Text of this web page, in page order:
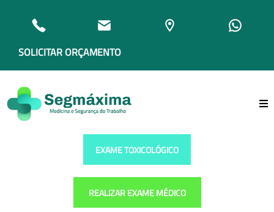
SOLICITAR ORÇAMENTO
EXAME TOXICOLÓGICO
REALIZAR EXAME MÉDICO